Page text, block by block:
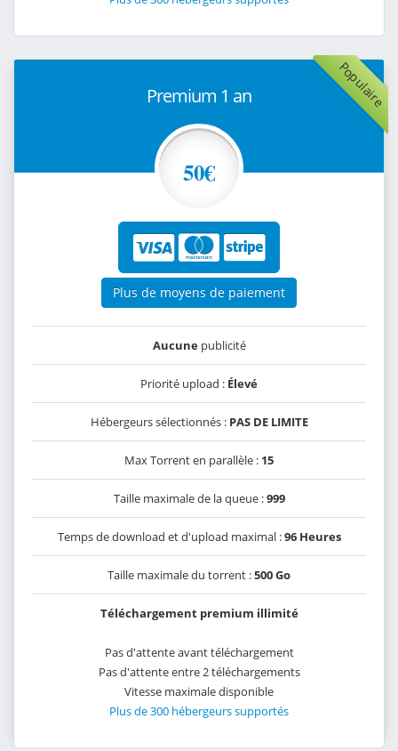
Populaire
Premium 1 an
50€
Plus de moyens de paiement
Aucunepublicité
Priorité upload : Élevé
Hébergeurs sélectionnés : PAS DE LIMITE
Max Torrent en parallèle : 15
Taille maximale de la queue :999
Temps de download et d'upload maximal :96 Heures
Taille maximale du torrent :500 Go
Téléchargement premium illimité
Pas d'attente avant téléchargement
Pas d'attente entre 2 téléchargements
Vitesse maximale disponible
Plus de 300 hébergeurs supportés